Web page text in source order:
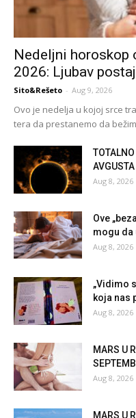
Nedeljni horoskop
2026: Ljubav
Sito&Rešeto - Aug 9, 2026
Ovo je nedelja u kojoj srce
tera da prestanemo da
Aug 8, 2026
Ove
mogu da
Aug 8, 2026
„Vidimo
koja nas
Aug 8, 2026
MARS U
Aug 8, 2026
MARS U